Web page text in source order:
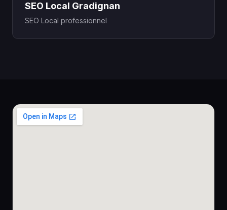
SEO Local Gradignan
SEO Local professionnel